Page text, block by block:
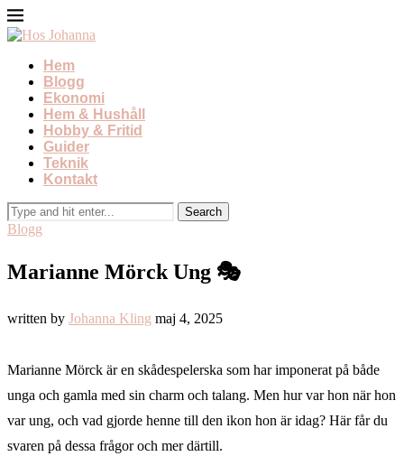
Hem
Blogg
Ekonomi
Hem & Hushåll
Hobby & Fritid
Guider
Teknik
Kontakt
Blogg
Marianne Mörck Ung 🎭
written by Johanna Kling maj 4, 2025
Marianne Mörck är en skådespelerska som har imponerat på både
unga och gamla med sin charm och talang. Men hur var hon när hon
var ung, och vad gjorde henne till den ikon hon är idag? Här får du
svaren på dessa frågor och mer därtill.